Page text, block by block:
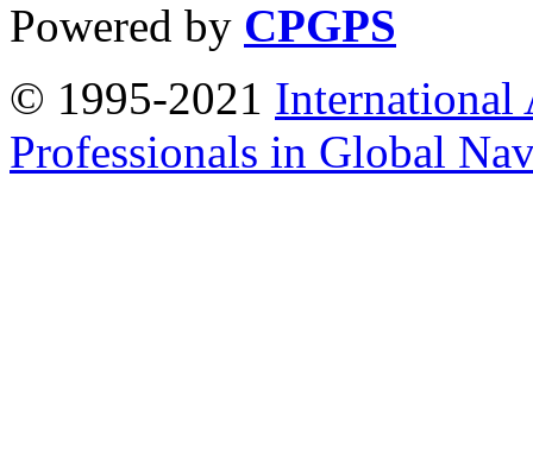
Powered by CPGPS
© 1995-2021 International
Professionals in Global